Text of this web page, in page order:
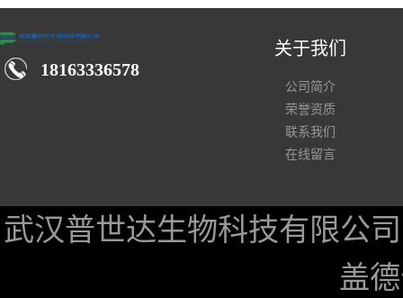
18163336578
关于我们
公司简介
荣誉资质
联系我们
在线留言
武汉普世达生物科技有限公司
盖